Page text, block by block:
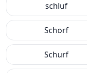
schluf
Schorf
Schurf